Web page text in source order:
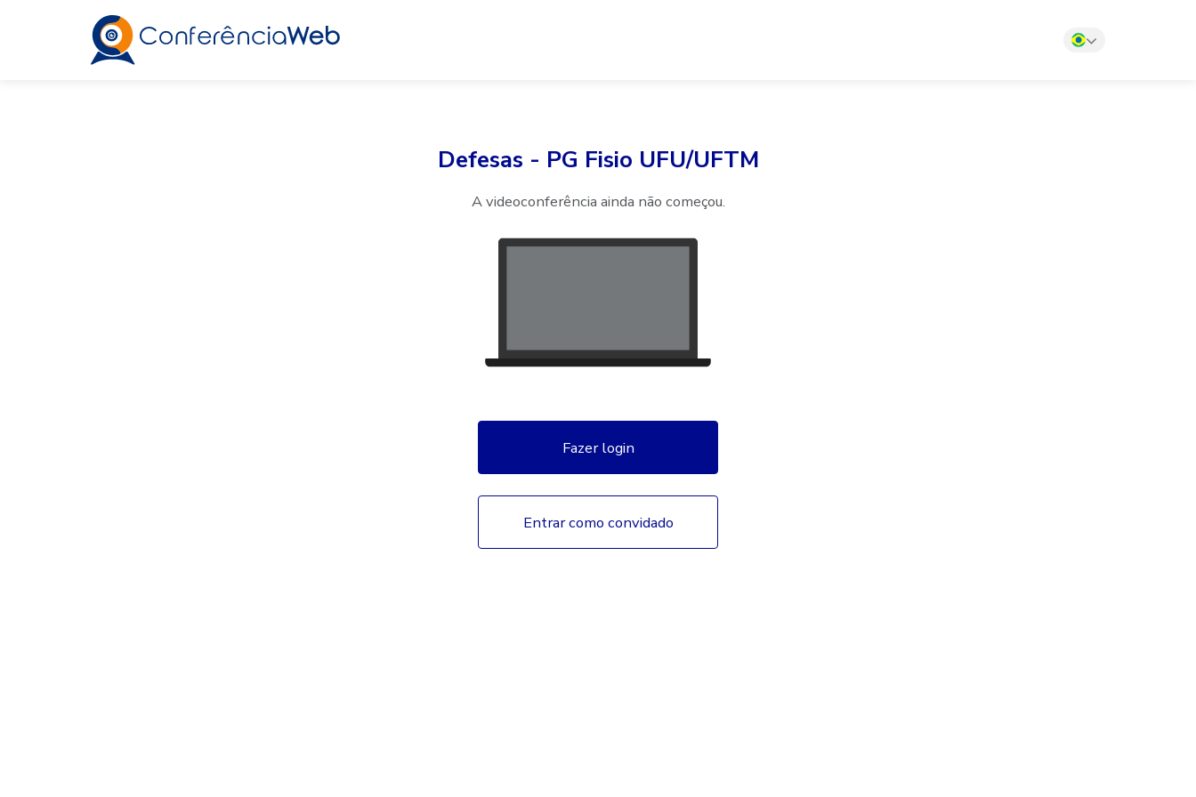
Defesas - PG Fisio UFU/UFTM
A videoconferência ainda não começou.
Fazer login
Entrar como convidado